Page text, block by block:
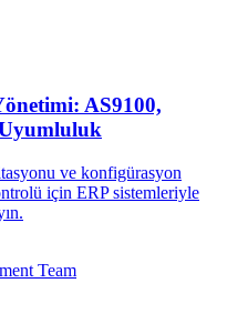
AS9100,
ve konfigürasyon
için ERP sistemleriyle
Team